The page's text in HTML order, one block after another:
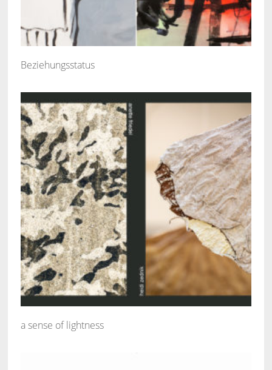
Beziehungsstatus
a sense of lightness